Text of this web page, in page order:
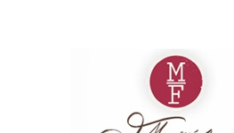
Jorge AcuÃ±a